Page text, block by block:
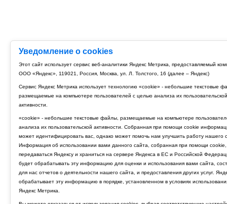
Уведомление о cookies
Этот сайт использует сервис веб-аналитики Яндекс Метрика, предоставляемый
ООО «Яндекс», 119021, Россия, Москва, ул. Л. Толстого, 16 (далее – Яндекс)
Сервис Яндекс Метрика использует технологию «cookie» - небольшие текстовые
размещаемые на компьютере пользователей с целью анализа их пользовательской
активности.
«cookie» - небольшие текстовые файлы, размещаемые на компьютере
анализа их пользовательской активности. Собранная при помощи cookie
может идентифицировать вас, однако может помочь нам улучшить работу нашего
Информация об использовании вами данного сайта, собранная при помощи cookie,
передаваться Яндексу и храниться на сервере Яндекса в ЕС и Российской
будет обрабатывать эту информацию для оценки и использования вами сайта,
для нас отчетов о деятельности нашего сайта, и предоставления других услуг.
обрабатывает эту информацию в порядке, установленном в условиях
Яндекс Метрика.